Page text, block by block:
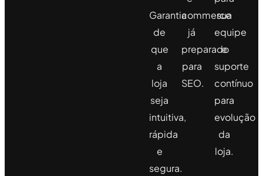
Garantia
de
que
a
loja
seja
intuitiva,
rápida
e
segura.
commerce
já
preparado
para
SEO.
sua
equipe
e
suporte
contínuo
para
evolução
da
loja.